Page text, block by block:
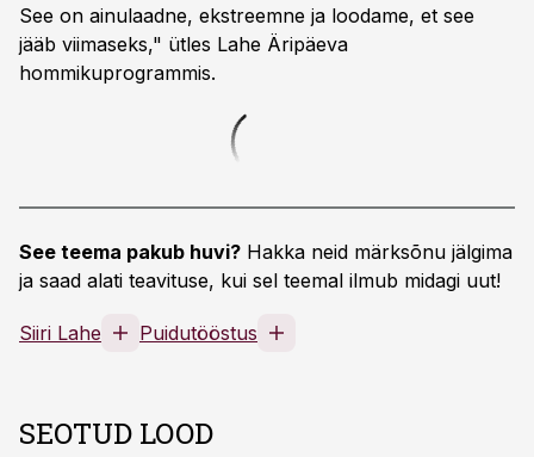
See on ainulaadne, ekstreemne ja loodame, et see
jääb viimaseks," ütles Lahe Äripäeva
hommikuprogrammis.
See teema pakub huvi? Hakka neid märksõnu jälgima
ja saad alati teavituse, kui sel teemal ilmub midagi uut!
Siiri Lahe Puidutööstus
SEOTUD LOOD